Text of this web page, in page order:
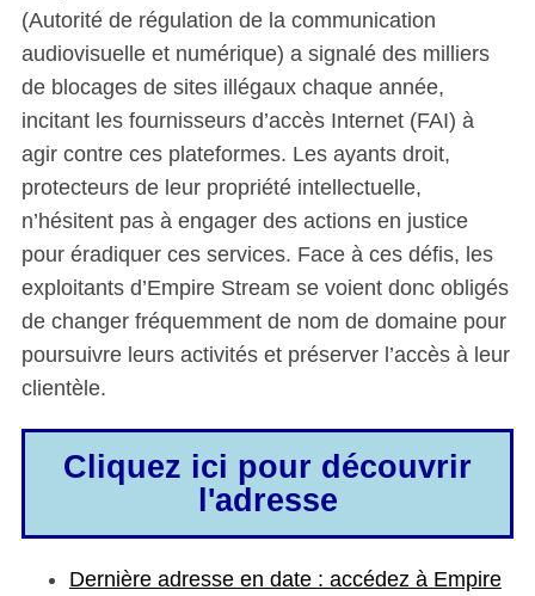
(Autorité de régulation de la communication
audiovisuelle et numérique) a signalé des milliers
de blocages de sites illégaux chaque année,
incitant les fournisseurs d’accès Internet (FAI) à
agir contre ces plateformes. Les ayants droit,
protecteurs de leur propriété intellectuelle,
n’hésitent pas à engager des actions en justice
pour éradiquer ces services. Face à ces défis, les
exploitants d’Empire Stream se voient donc obligés
de changer fréquemment de nom de domaine pour
poursuivre leurs activités et préserver l’accès à leur
clientèle.
Cliquez ici pour découvrir
l'adresse
Dernière adresse en date : accédez à Empire